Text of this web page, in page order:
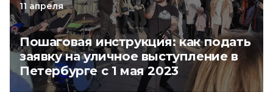
11 апреля
Пошаговая инструкция: как подать
заявку на уличное выступление в
Петербурге с 1 мая 2023